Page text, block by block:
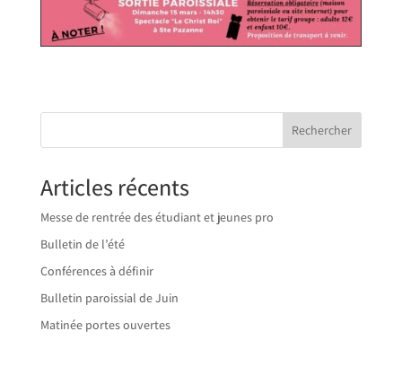
Rechercher
Articles récents
Messe de rentrée des étudiant et jeunes pro
Bulletin de l’été
Conférences à définir
Bulletin paroissial de Juin
Matinée portes ouvertes